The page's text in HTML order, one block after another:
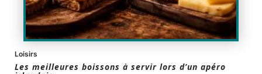
Loisirs
Les meilleures boissons à servir lors d’un apéro